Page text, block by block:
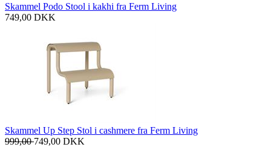
Skammel Podo Stool i kakhi fra Ferm Living
749,00 DKK
Skammel Up Step Stol i cashmere fra Ferm Living
999,00749,00 DKK